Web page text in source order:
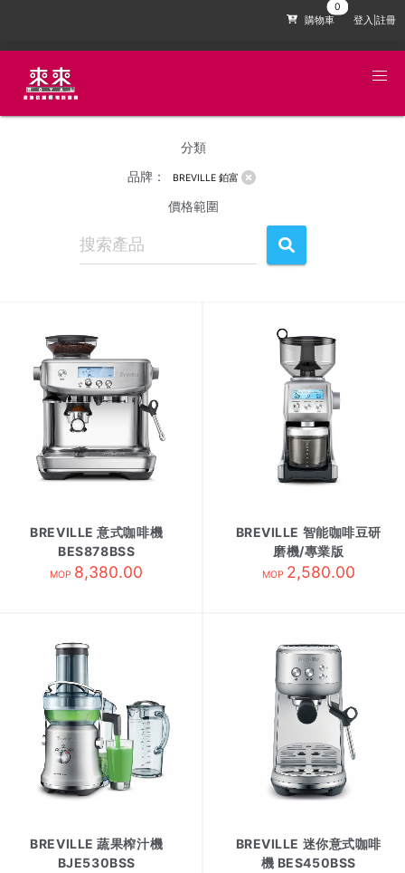
購物車 登入|註冊
分類
品牌：
BREVILLE 鉑富
價格範圍
BREVILLE 意式咖啡機
BES878BSS
MOP 8,380.00
BREVILLE 智能咖啡豆研
磨機/專業版
BCG820BSS
MOP 2,580.00
BREVILLE 蔬果榨汁機
BJE530BSS
BREVILLE 迷你意式咖啡
機 BES450BSS